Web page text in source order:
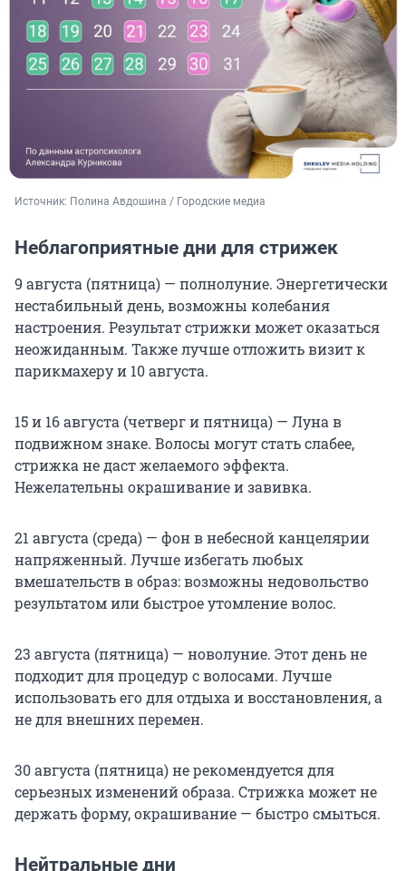
Источник: Полина Авдошина / Городские медиа
Неблагоприятные дни для стрижек
9 августа (пятница) — полнолуние. Энергетически
нестабильный день, возможны колебания
настроения. Результат стрижки может оказаться
неожиданным. Также лучше отложить визит к
парикмахеру и 10 августа.
15 и 16 августа (четверг и пятница) — Луна в
подвижном знаке. Волосы могут стать слабее,
стрижка не даст желаемого эффекта.
Нежелательны окрашивание и завивка.
21 августа (среда) — фон в небесной канцелярии
напряженный. Лучше избегать любых
вмешательств в образ: возможны недовольство
результатом или быстрое утомление волос.
23 августа (пятница) — новолуние. Этот день не
подходит для процедур с волосами. Лучше
использовать его для отдыха и восстановления, а
не для внешних перемен.
30 августа (пятница) не рекомендуется для
серьезных изменений образа. Стрижка может не
держать форму, окрашивание — быстро смыться.
Нейтральные дни